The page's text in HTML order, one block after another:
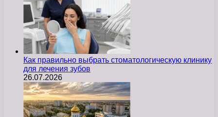
Как правильно выбрать стоматологическую клинику
для лечения зубов
26.07.2026